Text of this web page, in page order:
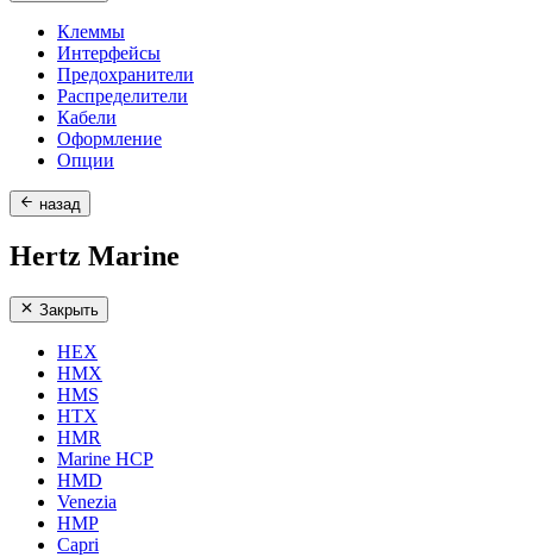
Клеммы
Интерфейсы
Предохранители
Распределители
Кабели
Оформление
Опции
назад
Hertz Marine
Закрыть
HEX
HMX
HMS
HTX
HMR
Marine HCP
HMD
Venezia
HMP
Capri